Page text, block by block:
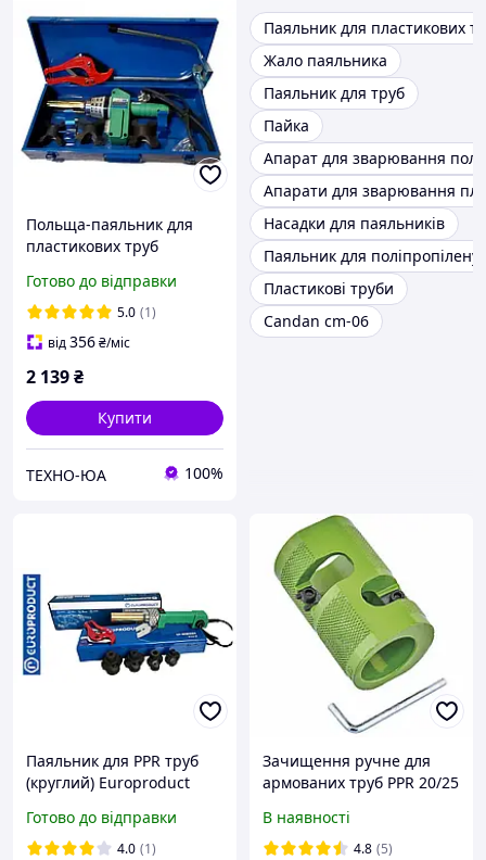
Польща-паяльник для
пластикових труб
цифровий
Готово до відправки
5.0 (1)
від356₴/міс
2 139₴
Купити
ТЕХНО-ЮА 100%
Паяльник для пластикових
Жало паяльника
Паяльник для труб
Пайка
Апарат для зварювання
Апарати для зварювання
Насадки для паяльників
Паяльник для поліпропілену
Пластикові труби
Candan cm-06
Паяльник для PPR труб
(круглий) Europroduct
Готово до відправки
4.0 (1)
Зачищення ручне для
армованих труб PPR 20/25
EP.WP020
В наявності
4.8 (5)